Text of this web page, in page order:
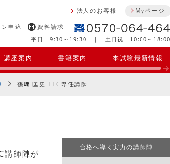
申込 資料請求
Myページ
法人のお客様
平日 9:30～19:30 ｜ 土日祝 10:00～18:00
講座案内 書籍案内 本試験最新情報
篠﨑 匡史 LEC専任講師
講師陣が
合格へ導く実力の講師陣